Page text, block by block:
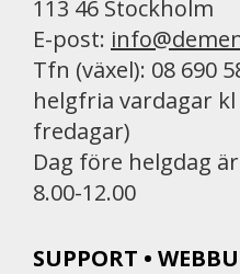
113 46 Stockholm
E-post:
Tfn (växel): 08 690
helgfria vardagar kl
fredagar)
Dag före helgdag
8.00-12.00
SUPPORT •